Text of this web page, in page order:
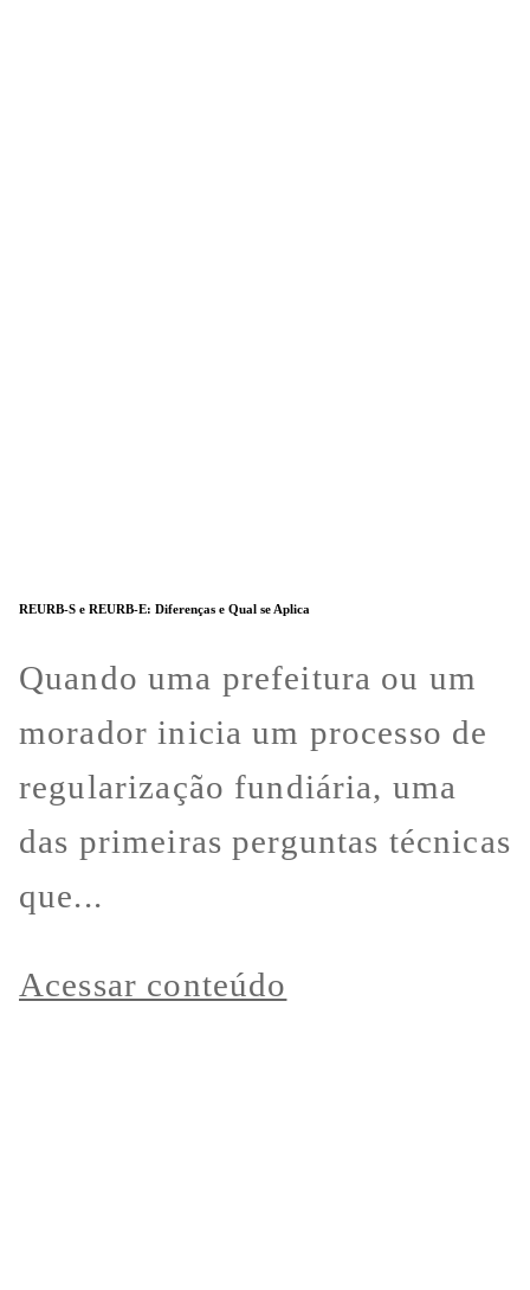
REURB-S e REURB-E: Diferenças e Qual se Aplica
Quando uma prefeitura ou um
morador inicia um processo de
regularização fundiária, uma
das primeiras perguntas técnicas
que...
Acessar conteúdo